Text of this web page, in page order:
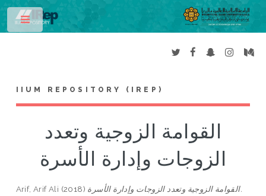
IIUM REPOSITORY (IREP)
القوامة الزوجية وتعدد
الزوجات وإدارة الأسرة
Arif, Arif Ali (2018)
القوامة الزوجية وتعدد الزوجات وإدارة الأسرة.
Toggle